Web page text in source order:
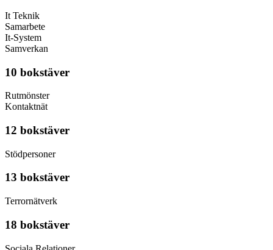
It Teknik
Samarbete
It-System
Samverkan
10 bokstäver
Rutmönster
Kontaktnät
12 bokstäver
Stödpersoner
13 bokstäver
Terrornätverk
18 bokstäver